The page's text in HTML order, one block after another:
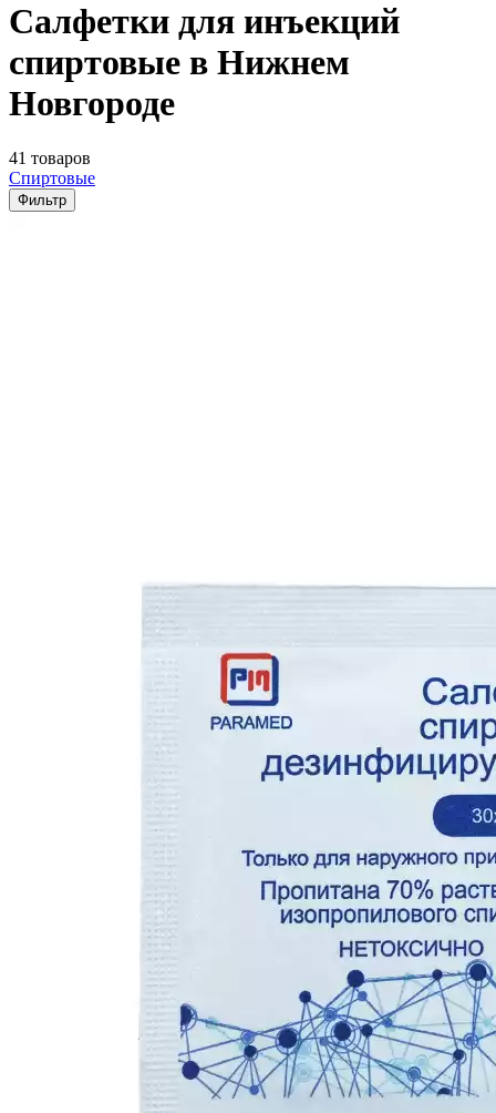
Салфетки для инъекций
спиртовые в Нижнем
Новгороде
41 товаров
Спиртовые
Фильтр